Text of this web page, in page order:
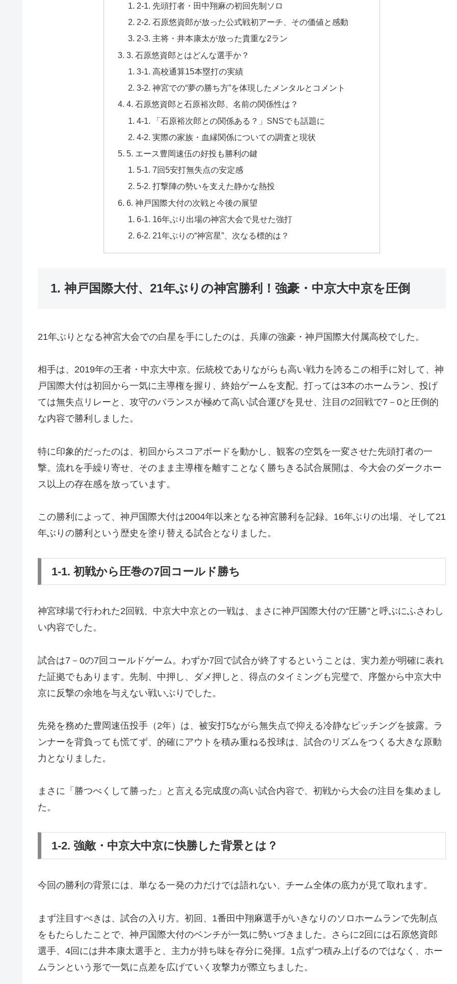
2-1. 先頭打者・田中翔麻の初回先制ソロ
2-2. 石原悠資郎が放った公式戦初アーチ、その価値と感動
2-3. 主将・井本康太が放った貴重な2ラン
3. 石原悠資郎とはどんな選手か？
3-1. 高校通算15本塁打の実績
3-2. 神宮での“夢の勝ち方”を体現したメンタルとコメント
4. 石原悠資郎と石原裕次郎、名前の関係性は？
4-1. 「石原裕次郎との関係ある？」SNSでも話題に
4-2. 実際の家族・血縁関係についての調査と現状
5. エース豊岡速伍の好投も勝利の鍵
5-1. 7回5安打無失点の安定感
5-2. 打撃陣の勢いを支えた静かな熱投
6. 神戸国際大付の次戦と今後の展望
6-1. 16年ぶり出場の神宮大会で見せた強打
6-2. 21年ぶりの“神宮星”、次なる標的は？
1. 神戸国際大付、21年ぶりの神宮勝利！強豪・中京大中京を圧倒
21年ぶりとなる神宮大会での白星を手にしたのは、兵庫の強豪・神戸国際大付属高校でした。
相手は、2019年の王者・中京大中京。伝統校でありながらも高い戦力を誇るこの相手に対して、神
戸国際大付は初回から一気に主導権を握り、終始ゲームを支配。打っては3本のホームラン、投げ
ては無失点リレーと、攻守のバランスが極めて高い試合運びを見せ、注目の2回戦で7－0と圧倒的
な内容で勝利しました。
特に印象的だったのは、初回からスコアボードを動かし、観客の空気を一変させた先頭打者の一
撃。流れを手繰り寄せ、そのまま主導権を離すことなく勝ちきる試合展開は、今大会のダークホー
ス以上の存在感を放っています。
この勝利によって、神戸国際大付は2004年以来となる神宮勝利を記録。16年ぶりの出場、そして21
年ぶりの勝利という歴史を塗り替える試合となりました。
1-1. 初戦から圧巻の7回コールド勝ち
神宮球場で行われた2回戦、中京大中京との一戦は、まさに神戸国際大付の“圧勝”と呼ぶにふさわし
い内容でした。
試合は7－0の7回コールドゲーム。わずか7回で試合が終了するということは、実力差が明確に表れ
た証拠でもあります。先制、中押し、ダメ押しと、得点のタイミングも完璧で、序盤から中京大中
京に反撃の余地を与えない戦いぶりでした。
先発を務めた豊岡速伍投手（2年）は、被安打5ながら無失点で抑える冷静なピッチングを披露。ラ
ンナーを背負っても慌てず、的確にアウトを積み重ねる投球は、試合のリズムをつくる大きな原動
力となりました。
まさに「勝つべくして勝った」と言える完成度の高い試合内容で、初戦から大会の注目を集めまし
た。
1-2. 強敵・中京大中京に快勝した背景とは？
今回の勝利の背景には、単なる一発の力だけでは語れない、チーム全体の底力が見て取れます。
まず注目すべきは、試合の入り方。初回、1番田中翔麻選手がいきなりのソロホームランで先制点
をもたらしたことで、神戸国際大付のベンチが一気に勢いづきました。さらに2回には石原悠資郎
選手、4回には井本康太選手と、主力が持ち味を存分に発揮。1点ずつ積み上げるのではなく、ホー
ムランという形で一気に点差を広げていく攻撃力が際立ちました。